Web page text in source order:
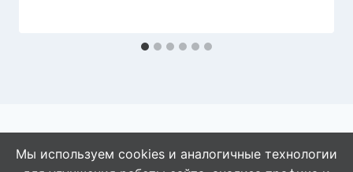
Мы используем cookies и аналогичные технологии